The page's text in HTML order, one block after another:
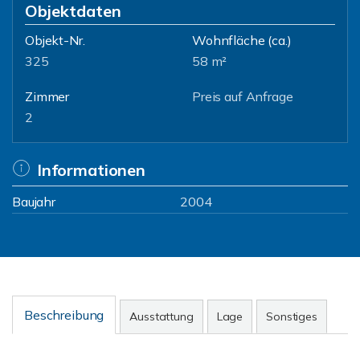
Objektdaten
Objekt-Nr.
325
Wohnfläche (ca.)
58 m²
Zimmer
2
Preis auf Anfrage
Informationen
Baujahr 2004
Beschreibung Ausstattung Lage Sonstiges